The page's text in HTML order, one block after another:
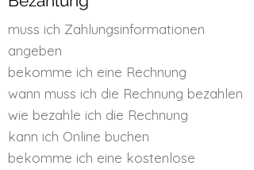
muss ich Zahlungsinformationen
angeben
bekomme ich eine Rechnung
wann muss ich die Rechnung bezahlen
wie bezahle ich die Rechnung
kann ich Online buchen
bekomme ich eine kostenlose